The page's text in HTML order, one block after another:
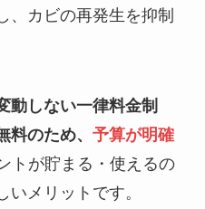
、カビの再発生を抑制
動しない一律料金制
料のため、 予算が明確
トが貯まる・使えるの
いメリットです。